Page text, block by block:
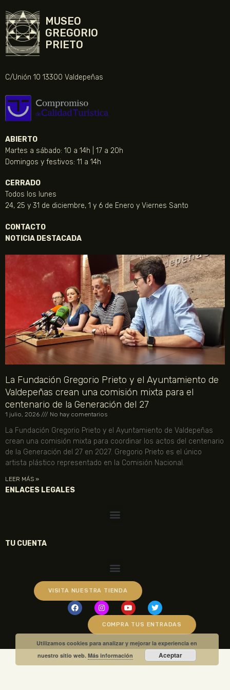
MUSEO
GREGORIO
PRIETO
C/Unión 10 13300 Valdepeñas
ABIERTO
Martes a sábado: 10 a 14h | 17 a 20h
Domingos y festivos: 11 a 14h
CERRADO
Todos los lunes
24, 25 y 31 de diciembre, 1 y 6 de Enero y Viernes Santo
CONTACTO
NOTICIA DESTACADA
La Fundación Gregorio Prieto y el Ayuntamiento de
Valdepeñas crean una comisión mixta para el
centenario de la Generación del 27
1 julio, 2026 No hay comentarios
La Fundación Gregorio Prieto y el Ayuntamiento de Valdepeñas
crean una comisión mixta para coordinar los actos del centenario
de la Generación del 27 en 2027. Gregorio Prieto es el único
artista plástico representado en la Comisión Nacional.
LEER MÁS »
ENLACES LEGALES
TU CUENTA
VISITA NUESTRA TIENDA
COMPRA TUS ENTRADAS
Utilizamos cookies para analizar y mejorar la experiencia en
nuestro sitio web.Más información Aceptar